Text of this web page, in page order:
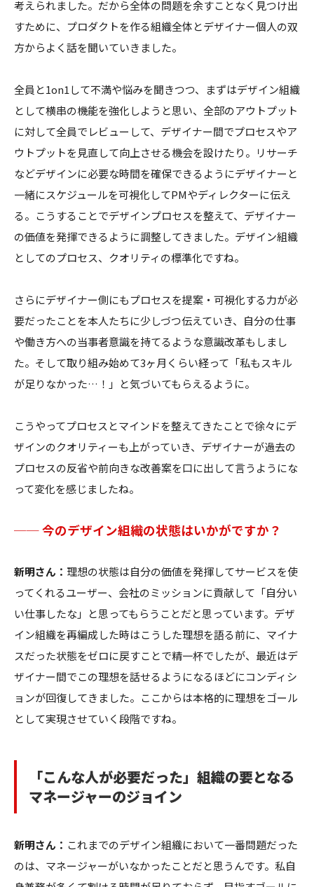
考えられました。だから全体の問題を余すことなく見つけ出
すために、プロダクトを作る組織全体とデザイナー個人の双
方からよく話を聞いていきました。
全員と1on1して不満や悩みを聞きつつ、まずはデザイン組織
として横串の機能を強化しようと思い、全部のアウトプット
に対して全員でレビューして、デザイナー間でプロセスやア
ウトプットを見直して向上させる機会を設けたり。リサーチ
などデザインに必要な時間を確保できるようにデザイナーと
一緒にスケジュールを可視化してPMやディレクターに伝え
る。こうすることでデザインプロセスを整えて、デザイナー
の価値を発揮できるように調整してきました。デザイン組織
としてのプロセス、クオリティの標準化ですね。
さらにデザイナー側にもプロセスを提案・可視化する力が必
要だったことを本人たちに少しづつ伝えていき、自分の仕事
や働き方への当事者意識を持てるような意識改革もしまし
た。そして取り組み始めて3ヶ月くらい経って「私もスキル
が足りなかった…！」と気づいてもらえるように。
こうやってプロセスとマインドを整えてきたことで徐々にデ
ザインのクオリティーも上がっていき、デザイナーが過去の
プロセスの反省や前向きな改善案を口に出して言うようにな
って変化を感じましたね。
── 今のデザイン組織の状態はいかがですか？
新明さん： 理想の状態は自分の価値を発揮してサービスを使
ってくれるユーザー、会社のミッションに貢献して「自分い
い仕事したな」と思ってもらうことだと思っています。デザ
イン組織を再編成した時はこうした理想を語る前に、マイナ
スだった状態をゼロに戻すことで精一杯でしたが、最近はデ
ザイナー間でこの理想を話せるようになるほどにコンディシ
ョンが回復してきました。ここからは本格的に理想をゴール
として実現させていく段階ですね。
「こんな人が必要だった」組織の要となる
マネージャーのジョイン
新明さん： これまでのデザイン組織において一番問題だった
のは、マネージャーがいなかったことだと思うんです。私自